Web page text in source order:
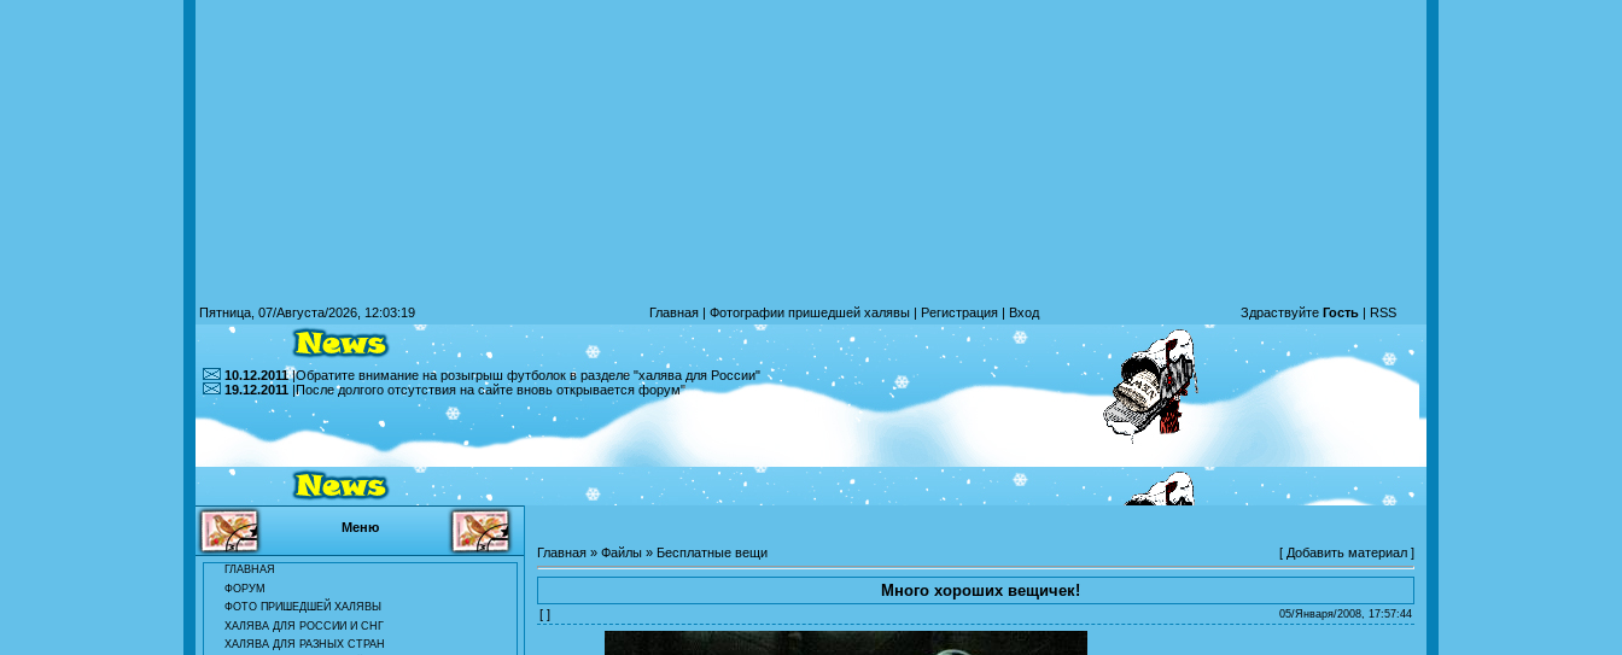
Пятница, 07/Августа/2026, 12:03:19 Главная | Фотографии пришедшей халявы | Регистрация | Вход Здраствуйте Гость | RSS
10.12.2011|Обратите внимание на розыгрыш футболок в разделе "халява для России"
19.12.2011 |После долгого отсутствия на сайте вновь открывается форум"
Меню
ГЛАВНАЯ
ФОРУМ
ФОТО ПРИШЕДШЕЙ ХАЛЯВЫ
ХАЛЯВА ДЛЯ РОССИИ И СНГ
ХАЛЯВА ДЛЯ РАЗНЫХ СТРАН
Главная » Файлы » Бесплатные вещи [ Добавить материал ]
Много хороших вещичек!
[ ] 05/Января/2008, 17:57:44